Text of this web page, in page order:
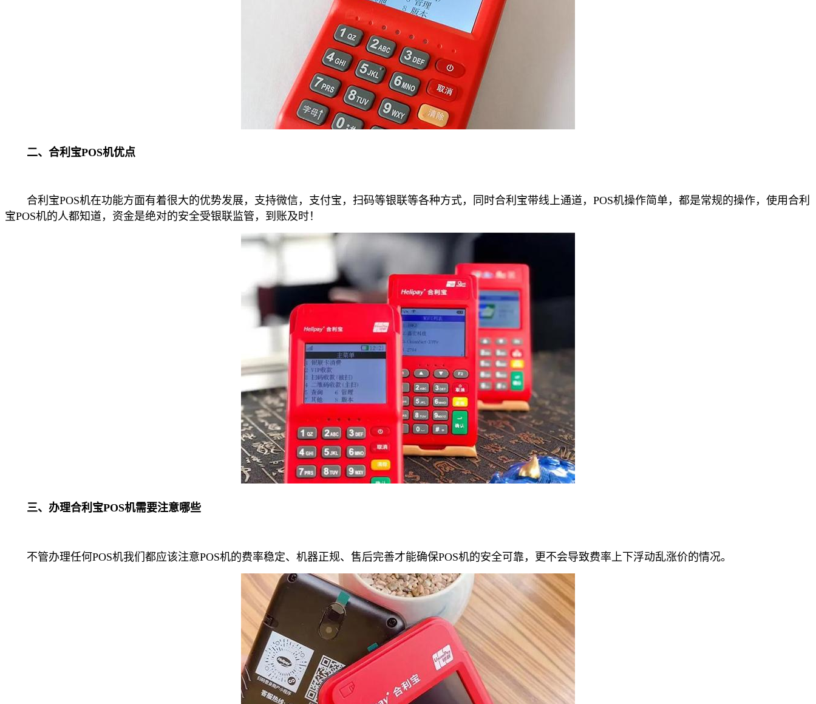
二、合利宝POS机优点
合利宝POS机在功能方面有着很大的优势发展，支持微信，支付宝，扫码等银联等各种方式，同时合利宝带线上通道，POS机操作简单，都是常规的操作，使用合利
宝POS机的人都知道，资金是绝对的安全受银联监管，到账及时！
三、办理合利宝POS机需要注意哪些
不管办理任何POS机我们都应该注意POS机的费率稳定、机器正规、售后完善才能确保POS机的安全可靠，更不会导致费率上下浮动乱涨价的情况。